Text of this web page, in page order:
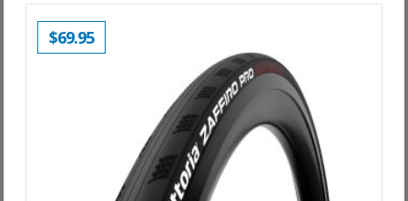
$69.95